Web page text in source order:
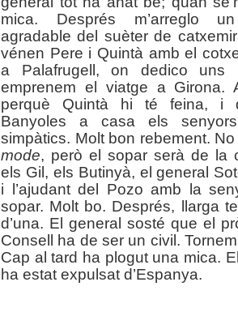
mica. Després m’arreglo
agradable del suèter de
vénen Pere i Quintà amb el
a Palafrugell, on dedico uns
emprenem el viatge a Girona.
perquè Quintà hi té feina, i
Banyoles a casa els
simpàtics. Molt bon rebement.
mode, però el sopar serà de la
els Gil, els Butinyà, el general
i l’ajudant del Pozo amb la
sopar. Molt bo. Després, llarga
d’una. El general sosté que el
Consell ha de ser un civil.
Cap al tard ha plogut una mica.
ha estat expulsat d’Espanya.